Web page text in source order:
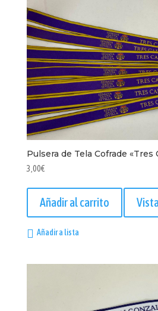
Pulsera de Tela Cofrade «Tres
3,00€
Añadir al carrito
Añadir a lista